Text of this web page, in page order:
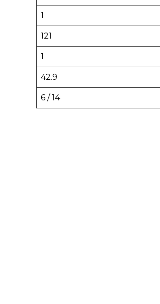
1
121
1
42.9
6 / 14